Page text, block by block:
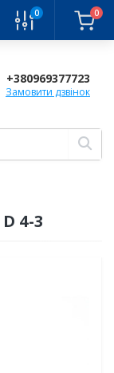
0 0
+380969377723
Замовити дзвінок
4-3